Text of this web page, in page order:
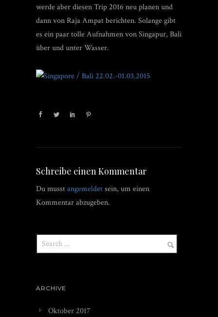
werde aber diesen Trip 2016 neu planen und
dann von Raja Ampat berichten. Solange gibt
es ein paar tolle Aufnahmen von Singapur, Bali
über und unter Wasser.
Schreibe einen Kommentar
Du musstangemeldetsein, um einen
Kommentar abzugeben.
ARCHIVE
Oktober 2017